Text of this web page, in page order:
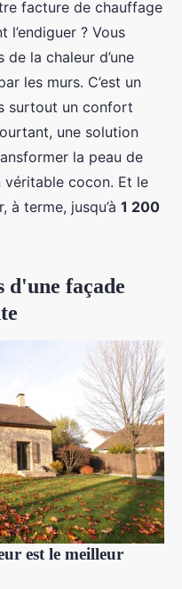
facture de chauffage
? Vous
de la chaleur d’une
les murs. C’est un
surtout un confort
une solution
la peau de
cocon. Et le
à terme, jusqu’à 1 200
d'une façade
est le meilleur